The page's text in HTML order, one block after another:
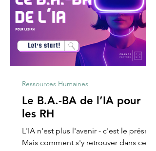
Le B.A.-BA de l’IA pour
les RH
L'IA n'est plus l'avenir - c'est le présent.
Mais comment s'y retrouver dans cette
Ressources Humaines